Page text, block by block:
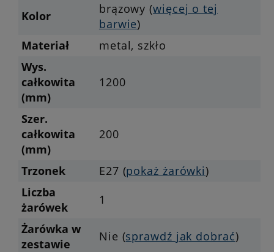
Kolor brązowy (więcej o tej
barwie)
Materiał
metal, szkło
Wys.
całkowita
(mm)
1200
Szer.
całkowita
(mm)
200
Trzonek E27 (pokaż żarówki)
Liczba
żarówek
1
Żarówka w
zestawie
Nie (sprawdź jak dobrać)